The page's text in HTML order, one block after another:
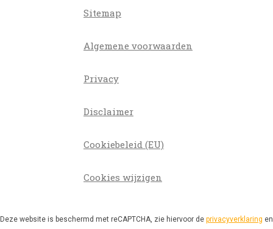
Sitemap
Algemene voorwaarden
Privacy
Disclaimer
Cookiebeleid (EU)
Cookies wijzigen
Deze website is beschermd met reCAPTCHA, zie hiervoor de privacyverklaring en